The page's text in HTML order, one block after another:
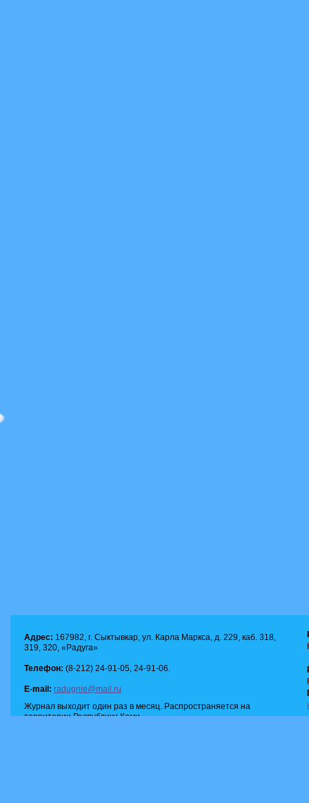
Адрес: 167982, г. Сыктывкар, ул. Карла Маркса, д. 229, каб. 318,
319, 320, «Радуга»
Телефон: (8-212) 24-91-05, 24-91-06.
E-mail: radugnie@mail.ru
Журнал выходит один раз в месяц. Распространяется на
территории Республики Коми.